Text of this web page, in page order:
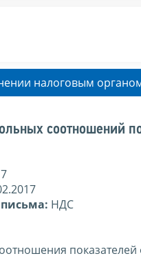
налоговым
соотношений
НДС